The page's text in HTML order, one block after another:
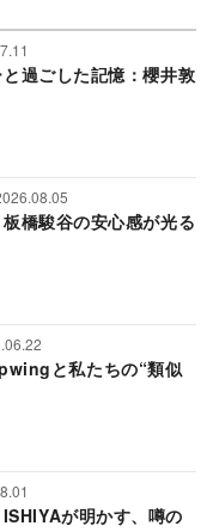
過ごした記憶：櫻井敦
板橋駿谷の安心感が光る
と私たちの“類似
が明かす、噂の